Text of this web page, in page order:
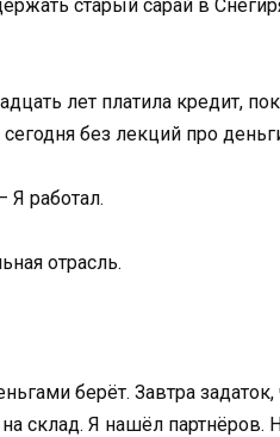
старый сарай в
лет платила кредит,
без лекций про
Я работал.
отрасль.
берёт. Завтра задаток,
склад. Я нашёл партнёров.